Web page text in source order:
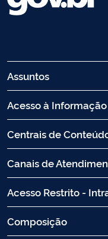
Assuntos
Acesso à Informação
Centrais de
Canais de
Acesso Restrito -
Composição